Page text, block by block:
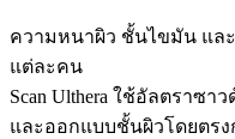
ความหนาผิว ชั้นไขมัน แล
แต่ละคน
Scan Ulthera ใช้อัลตราซ
และออกแบบชั้นผิวโดยตร